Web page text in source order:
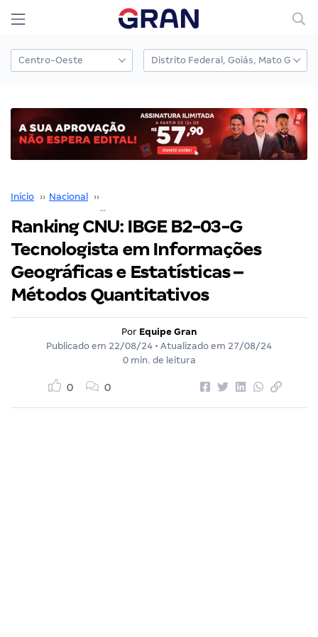
Início ›› Nacional ››
Ranking CNU: IBGE B2-03-G
Tecnologista em Informações
Geográficas e Estatísticas –
Métodos Quantitativos
Por Equipe Gran
Publicado em 22/08/24 • Atualizado em 27/08/24
0 min. de leitura
0 0